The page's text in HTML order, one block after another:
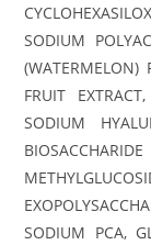
SODIUM
(WATERMELON)
FRUIT
SODIUM
SODIUM PCA,